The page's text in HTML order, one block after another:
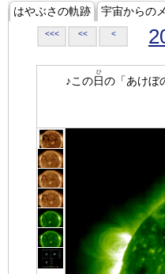
はやぶさの軌跡 宇宙からの
<<< << <
♪この日
ひ
の「あけぼ